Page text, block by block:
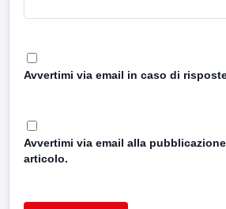
Avvertimi via email in caso di
Avvertimi via email alla
articolo.